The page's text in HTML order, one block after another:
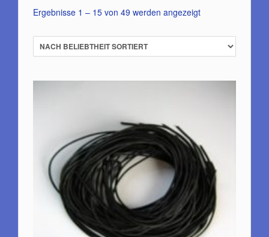
Ergebnisse 1 – 15 von 49 werden angezeigtNach
sortiert